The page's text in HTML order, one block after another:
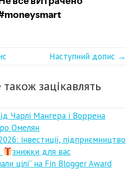
Наступний допис →
зацікавлять
Чарлі Мангера і Воррена
Омелян
інвестиції, підприємництво
знижки для вас
цілі” на Fin Blogger Award